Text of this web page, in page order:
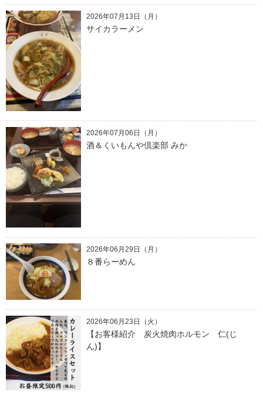
2026年07月13日（月）
サイカラーメン
2026年07月06日（月）
酒＆くいもんや倶楽部 みか
2026年06月29日（月）
８番らーめん
2026年06月23日（火）
【お客様紹介 炭火焼肉ホルモン 仁(じ
ん)】